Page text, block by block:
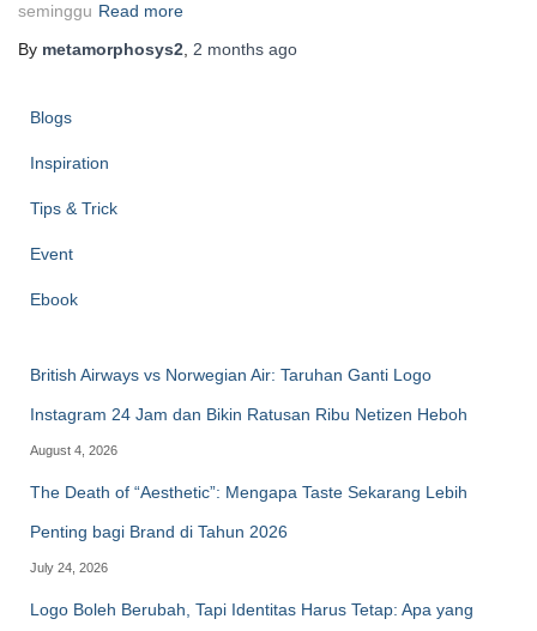
seminggu Read more
By metamorphosys2 2 months ago
Blogs
Inspiration
Tips & Trick
Event
Ebook
British Airways vs Norwegian Air: Taruhan Ganti Logo
Instagram 24 Jam dan Bikin Ratusan Ribu Netizen Heboh
August 4, 2026
The Death of “Aesthetic”: Mengapa Taste Sekarang Lebih
Penting bagi Brand di Tahun 2026
July 24, 2026
Logo Boleh Berubah, Tapi Identitas Harus Tetap: Apa yang